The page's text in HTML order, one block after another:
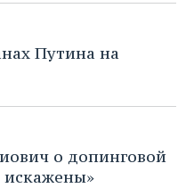
Путина на
о допинговой
искажены»